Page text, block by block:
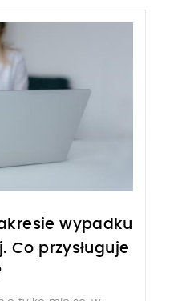
wypadku
Co przysługuje